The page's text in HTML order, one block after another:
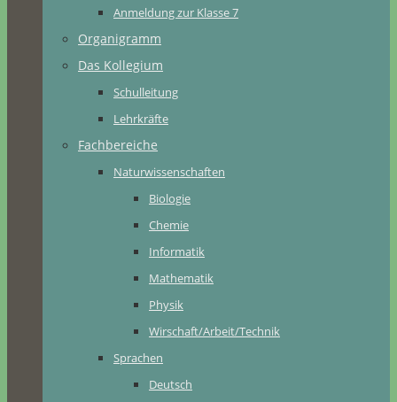
Anmeldung zur Klasse 7
Organigramm
Das Kollegium
Schulleitung
Lehrkräfte
Fachbereiche
Naturwissenschaften
Biologie
Chemie
Informatik
Mathematik
Physik
Wirschaft/Arbeit/Technik
Sprachen
Deutsch